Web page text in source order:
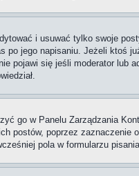
i usuwać tylko swoje
jego napisaniu. Jeżeli ktoś
pojawi się jeśli moderator
go w Panelu Zarządzania
postów, poprzez
pola w formularzu